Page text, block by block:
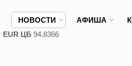
НОВОСТИ АФИША
EUR ЦБ 94.8366